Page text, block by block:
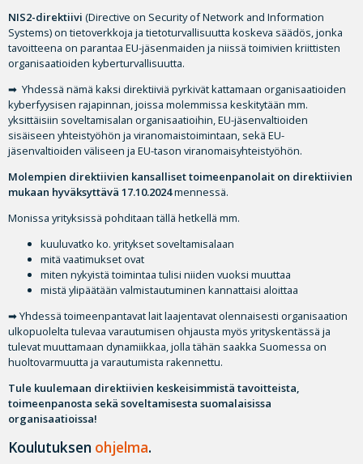
NIS2-direktiivi (Directive on Security of Network and Information
Systems) on tietoverkkoja ja tietoturvallisuutta koskeva säädös, jonka
tavoitteena on parantaa EU-jäsenmaiden ja niissä toimivien kriittisten
organisaatioiden kyberturvallisuutta.
➡ Yhdessä nämä kaksi direktiiviä pyrkivät kattamaan organisaatioiden
kyberfyysisen rajapinnan, joissa molemmissa keskitytään mm.
yksittäisiin soveltamisalan organisaatioihin, EU-jäsenvaltioiden
sisäiseen yhteistyöhön ja viranomaistoimintaan, sekä EU-
jäsenvaltioiden väliseen ja EU-tason viranomaisyhteistyöhön.
Molempien direktiivien kansalliset toimeenpanolait on direktiivien
mukaan hyväksyttävä 17.10.2024mennessä.
Monissa yrityksissä pohditaan tällä hetkellä mm.
kuuluvatko ko. yritykset soveltamisalaan
mitä vaatimukset ovat
miten nykyistä toimintaa tulisi niiden vuoksi muuttaa
mistä ylipäätään valmistautuminen kannattaisi aloittaa
➡ Yhdessä toimeenpantavat lait laajentavat olennaisesti organisaation
ulkopuolelta tulevaa varautumisen ohjausta myös yrityskentässä ja
tulevat muuttamaan dynamiikkaa, jolla tähän saakka Suomessa on
huoltovarmuutta ja varautumista rakennettu.
Tule kuulemaan direktiivien keskeisimmistä tavoitteista,
toimeenpanosta sekä soveltamisesta suomalaisissa
organisaatioissa!
Koulutuksen ohjelma.